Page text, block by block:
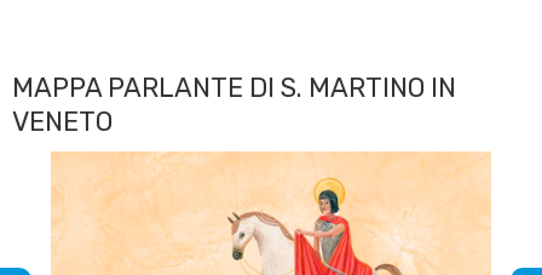
MAPPA PARLANTE DI S. MARTINO IN
VENETO